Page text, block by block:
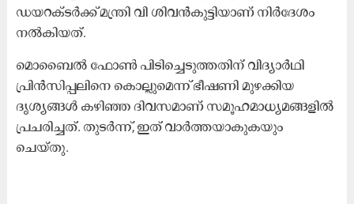
ഡയറക്ടർക്ക് മന്ത്രി വി ശിവൻകുട്ടിയാണ് നിർദേശം
നൽകിയത്.
മൊബൈൽ ഫോൺ പിടിച്ചെടുത്തതിന് വിദ്യാർഥി
പ്രിൻസിപ്പലിനെ കൊല്ലുമെന്ന് ഭീഷണി മുഴക്കിയ
ദൃശ്യങ്ങൾ കഴിഞ്ഞ ദിവസമാണ് സമൂഹമാധ്യമങ്ങളിൽ
പ്രചരിച്ചത്. തുടർന്ന്, ഇത് വാർത്തയാകുകയും
ചെയ്തു.